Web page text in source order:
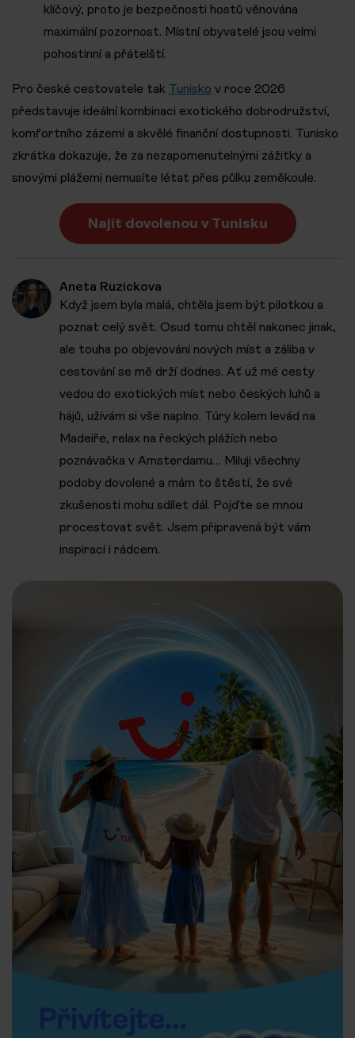
klíčový, proto je bezpečnosti hostů věnována
maximální pozornost. Místní obyvatelé jsou velmi
pohostinní a přátelští.
Pro české cestovatele tak Tunisko v roce 2026
představuje ideální kombinaci exotického dobrodružství,
komfortního zázemí a skvělé finanční dostupnosti. Tunisko
zkrátka dokazuje, že za nezapomenutelnými zážitky a
snovými plážemi nemusíte létat přes půlku zeměkoule.
Najít dovolenou v Tunisku
Aneta Ruzickova
Když jsem byla malá, chtěla jsem být pilotkou a
poznat celý svět. Osud tomu chtěl nakonec jinak,
ale touha po objevování nových míst a záliba v
cestování se mě drží dodnes. Ať už mé cesty
vedou do exotických míst nebo českých luhů a
hájů, užívám si vše naplno. Túry kolem levád na
Madeiře, relax na řeckých plážích nebo
poznávačka v Amsterdamu… Miluji všechny
podoby dovolené a mám to štěstí, že své
zkušenosti mohu sdílet dál. Pojďte se mnou
procestovat svět. Jsem připravená být vám
inspirací i rádcem.